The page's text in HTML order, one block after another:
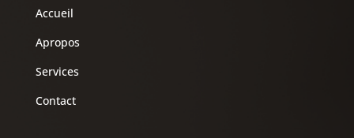
Accueil
Apropos
Services
Contact